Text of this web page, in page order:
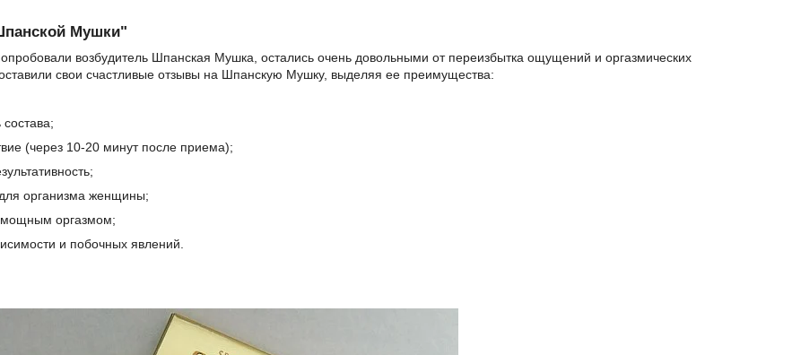
Мушки"
возбудитель Шпанская Мушка, остались очень довольными от переизбытка ощущений и оргазмических
свои счастливые отзывы на Шпанскую Мушку, выделяя ее преимущества:
состава;
(через 10-20 минут после приема);
организма женщины;
мощным оргазмом;
и побочных явлений.